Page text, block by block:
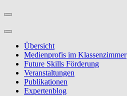
Übersicht
Medienprofis im Klassenzimmer
Future Skills Förderung
Veranstaltungen
Publikationen
Expertenblog